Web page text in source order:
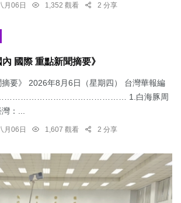
月06日 1,352 觀看 2 分享
國際 重點新聞摘要》
摘要》 2026年8月6日（星期四） 台灣華報編
…………………………………………… 1.​白海豚周
：...
月06日 1,607 觀看 2 分享